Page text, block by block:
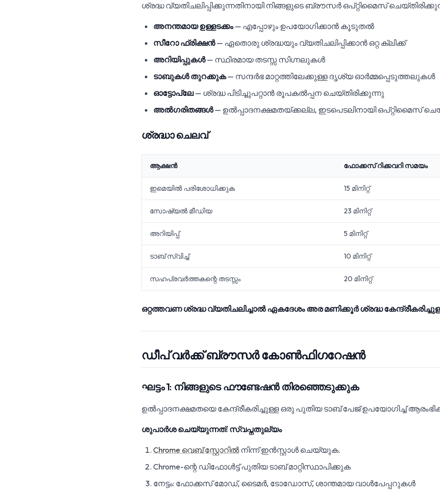
ശ്രദ്ധ വ്യതിചലിപ്പിക്കുന്നതിനായി നിങ്ങളുടെ ബ്രൗസർ ഒപ്റ്റിമൈസ്
അനന്തമായ ഉള്ളടക്കം— എപ്പോഴും ഉപയോഗിക്കാൻ കൂടുതൽ
സീറോ ഫ്രിക്ഷൻ— ഏതൊരു ശ്രദ്ധയും വ്യതിചലിപ്പിക്കാൻ ഒറ്റ ക്ലിക്ക്
അറിയിപ്പുകൾ— സ്ഥിരമായ തടസ്സ സിഗ്നലുകൾ
ടാബുകൾ തുറക്കുക— സന്ദർഭ മാറ്റത്തിലേക്കുള്ള ദൃശ്യ ഓർമ്മപ്പെടുത്തലുകൾ
ഓട്ടോപ്ലേ— ശ്രദ്ധ പിടിച്ചുപറ്റാൻ രൂപകൽപ്പന ചെയ്‌തിരിക്കുന്നു
അൽഗരിതങ്ങൾ— ഉൽപ്പാദനക്ഷമതയ്ക്കല്ല, ഇടപെടലിനായി ഒപ്റ്റിമൈസ്
ശ്രദ്ധാ ചെലവ്
ആക്ഷൻ ഫോക്കസ് റിക്കവറി സമയം
ഇമെയിൽ പരിശോധിക്കുക 15 മിനിറ്റ്
സോഷ്യൽ മീഡിയ 23 മിനിറ്റ്
അറിയിപ്പ് 5 മിനിറ്റ്
ടാബ് സ്വിച്ച് 10 മിനിറ്റ്
സഹപ്രവർത്തകന്റെ തടസ്സം 20 മിനിറ്റ്
ഒറ്റത്തവണ ശ്രദ്ധ വ്യതിചലിച്ചാൽ ഏകദേശം അര മണിക്കൂർ ശ്രദ്ധ
ഡീപ് വർക്ക് ബ്രൗസർ കോൺഫിഗറേഷൻ
ഘട്ടം 1: നിങ്ങളുടെ ഫൗണ്ടേഷൻ തിരഞ്ഞെടുക്കുക
ഉൽപ്പാദനക്ഷമതയെ കേന്ദ്രീകരിച്ചുള്ള ഒരു പുതിയ ടാബ് പേജ് ഉപയോഗിച്ച്
ശുപാർശ ചെയ്യുന്നത്: സ്വപ്നതുല്യം
Chrome വെബ് സ്റ്റോറിൽ നിന്ന് ഇൻസ്റ്റാൾ ചെയ്യുക.
Chrome-ന്റെ ഡിഫോൾട്ട് പുതിയ ടാബ് മാറ്റിസ്ഥാപിക്കുക
നേട്ടം: ഫോക്കസ് മോഡ്, ടൈമർ, ടോഡോസ്, ശാന്തമായ വാൾപേപ്പറുകൾ